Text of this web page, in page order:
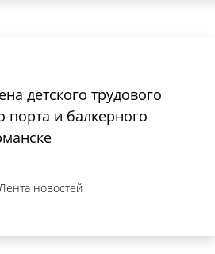
детского трудового
порта и балкерного
новостей